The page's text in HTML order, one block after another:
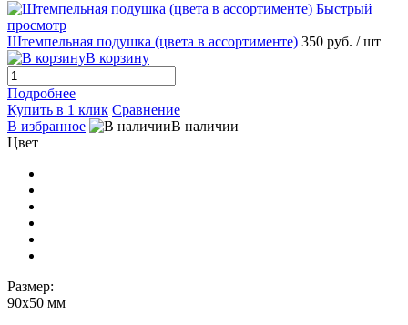
Быстрый
просмотр
Штемпельная подушка (цвета в ассортименте) 350 руб. / шт
В корзину
Подробнее
Купить в 1 клик Сравнение
В избранное
В наличии
Цвет
Размер:
90х50 мм